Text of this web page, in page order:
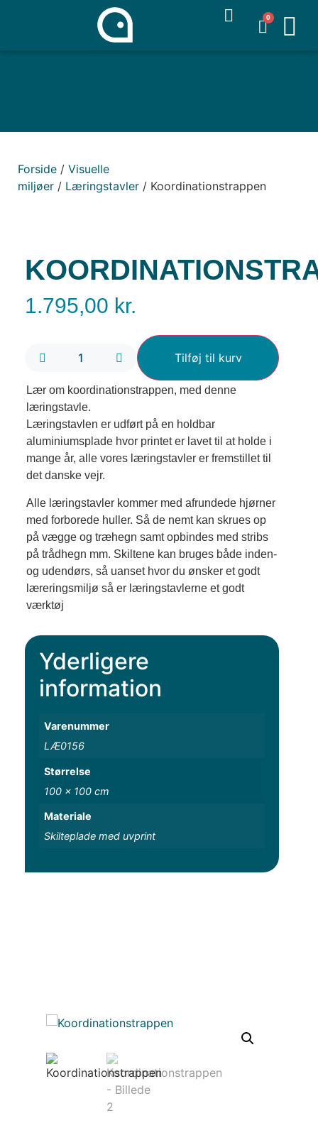
0
Forside / Visuelle
miljøer / Læringstavler / Koordinationstrappen
1.795,00 kr.
Tilføj til kurv
Lær om koordinationstrappen, med denne
læringstavle.
Læringstavlen er udført på en holdbar
aluminiumsplade hvor printet er lavet til at holde i
mange år, alle vores læringstavler er fremstillet til
det danske vejr.
Alle læringstavler kommer med afrundede hjørner
med forborede huller. Så de nemt kan skrues op
på vægge og træhegn samt opbindes med stribs
på trådhegn mm. Skiltene kan bruges både inden-
og udendørs, så uanset hvor du ønsker et godt
læreringsmiljø så er læringstavlerne et godt
værktøj
Yderligere
information
Varenummer
LÆ0156
Størrelse
100 x 100 cm
Materiale
Skilteplade med uvprint